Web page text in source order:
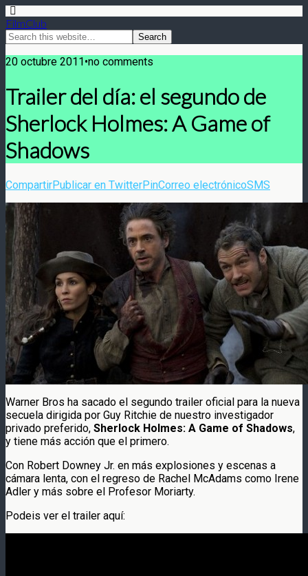
FilmClub
20 octubre 2011•no comments
Trailer del día: el segundo de
Sherlock Holmes: A Game of
Shadows
CompartirPublicar en TwitterPinCorreo electrónicoSMS
Warner Bros ha sacado el segundo trailer oficial para la nueva
secuela dirigida por Guy Ritchie de nuestro investigador
privado preferido, Sherlock Holmes: A Game of Shadows,
y tiene más acción que el primero.
Con Robert Downey Jr. en más explosiones y escenas a
cámara lenta, con el regreso de Rachel McAdams como Irene
Adler y más sobre el Profesor Moriarty.
Podeis ver el trailer aquí: